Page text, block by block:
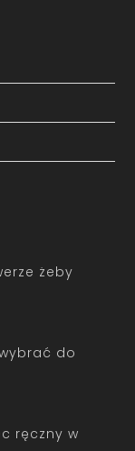
żeby
do
ręczny w